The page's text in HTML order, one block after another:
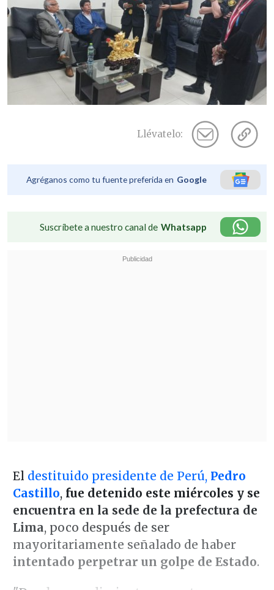
Llévatelo:
Agréganos como tu fuente preferida en Google
Suscríbete a nuestro canal de Whatsapp
El destituido presidente de Perú, Pedro
Castillo, fue detenido este miércoles y se
encuentra en la sede de la prefectura de
Lima, poco después de ser
mayoritariamente señalado de haber
intentado perpetrar un golpe de Estado.